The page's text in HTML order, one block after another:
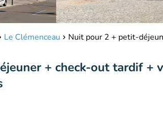
Le Clémenceau Nuit pour 2 + petit-
+ check-out tardif +